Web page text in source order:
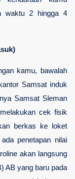
waktu 2 hingga 4
kamu, bawalah
Samsat induk
Samsat Sleman
cek fisik
berkas ke loket
penetapan nilai
akan langsung
AB yang baru pada